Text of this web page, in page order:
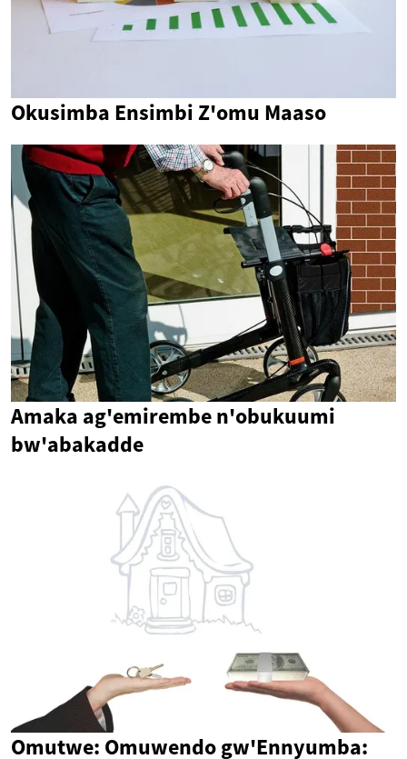
Okusimba Ensimbi Z'omu Maaso
Amaka ag'emirembe n'obukuumi
bw'abakadde
Omutwe: Omuwendo gw'Ennyumba: